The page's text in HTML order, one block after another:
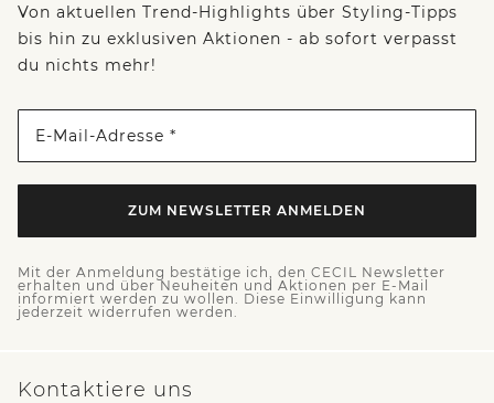
Von aktuellen Trend-Highlights über Styling-Tipps
bis hin zu exklusiven Aktionen - ab sofort verpasst
du nichts mehr!
E-Mail-Adresse *
ZUM NEWSLETTER ANMELDEN
Mit der Anmeldung bestätige ich, den CECIL Newsletter
erhalten und über Neuheiten und Aktionen per E-Mail
informiert werden zu wollen. Diese Einwilligung kann
jederzeit widerrufen werden.
Kontaktiere uns